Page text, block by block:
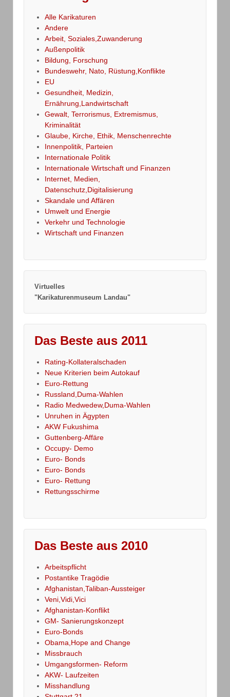
Alle Karikaturen
Andere
Arbeit, Soziales,Zuwanderung
Außenpolitik
Bildung, Forschung
Bundeswehr, Nato, Rüstung,Konflikte
EU
Gesundheit, Medizin,
Ernährung,Landwirtschaft
Gewalt, Terrorismus, Extremismus,
Kriminalität
Glaube, Kirche, Ethik, Menschenrechte
Innenpolitik, Parteien
Internationale Politik
Internationale Wirtschaft und Finanzen
Internet, Medien,
Datenschutz,Digitalisierung
Skandale und Affären
Umwelt und Energie
Verkehr und Technologie
Wirtschaft und Finanzen
Virtuelles
"Karikaturenmuseum Landau"
Das Beste aus 2011
Rating-Kollateralschaden
Neue Kriterien beim Autokauf
Euro-Rettung
Russland,Duma-Wahlen
Radio Medwedew,Duma-Wahlen
Unruhen in Ägypten
AKW Fukushima
Guttenberg-Affäre
Occupy- Demo
Euro- Bonds
Euro- Bonds
Euro- Rettung
Rettungsschirme
Das Beste aus 2010
Arbeitspflicht
Postantike Tragödie
Afghanistan,Taliban-Aussteiger
Veni,Vidi,Vici
Afghanistan-Konflikt
GM- Sanierungskonzept
Euro-Bonds
Obama,Hope and Change
Missbrauch
Umgangsformen- Reform
AKW- Laufzeiten
Misshandlung